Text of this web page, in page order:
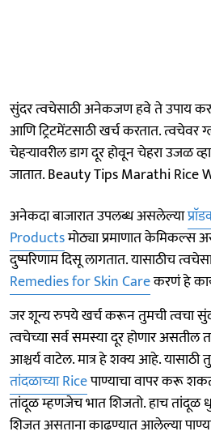
सुंदर त्वचेसाठी अनेकजण हवे ते उपाय
आणि ट्रिटमेंटसाठी खर्च करतात. त्वचेवर
चेहऱ्यावरील डाग दूर होवून चेहरा उजळ
जातात. Beauty Tips Marathi Rice
अनेकदा बाजारात उपलब्ध असलेल्या
Productsमोठ्या प्रमाणात केमिकल्स
दुष्परिणाम दिसू लागतात. यासाठीच
Remedies for Skin Careकरणं हे
जर शून्य रुपये खर्च करून तुमची त्वचा
त्वचेच्या सर्व समस्या दूर होणार
आश्चर्य वाटेल. मात्र हे शक्य आहे. यासाठी
तांदळाच्या Riceपाण्याचा वापर करू
तांदूळ म्हणजेच भात शिजतो. हाच तांदूळ
शिजत असताना काढण्यात आलेल्या